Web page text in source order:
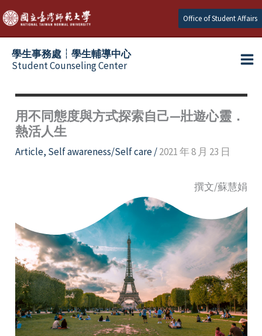
Skip
to
content
Office of Student Affairs
學生事務處┆學生輔導中心
Student Counseling Center
用不同態度與方式探索自己—壯遊心靈．
熱活人生
Article, Self awareness/Self care/2021 年 8 月 23 日
撰文/蘇慧娟